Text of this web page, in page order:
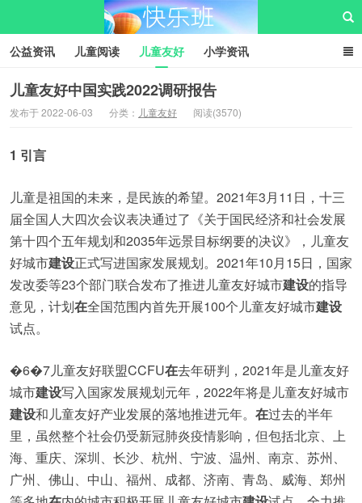
公益资讯 儿童阅读 儿童友好 小学资讯
儿童性教育 公益项目 资源中心 儿童发展交流club
儿童树洞心声 i快乐班
儿童友好中国实践2022调研报告
发布于 2022-06-03 分类： 儿童友好 阅读(3570)
1 引言
儿童是祖国的未来，是民族的希望。2021年3月11日，十三
届全国人大四次会议表决通过了《关于国民经济和社会发展
第十四个五年规划和2035年远景目标纲要的决议》，儿童友
好城市建设正式写进国家发展规划。2021年10月15日，国家
发改委等23个部门联合发布了推进儿童友好城市建设的指导
意见，计划在全国范围内首先开展100个儿童友好城市建设
试点。
�6�7儿童友好联盟CCFU在去年研判，2021年是儿童友好
城市建设写入国家发展规划元年，2022年将是儿童友好城市
建设和儿童友好产业发展的落地推进元年。 在过去的半年
里，虽然整个社会仍受新冠肺炎疫情影响，但包括北京、上
海、重庆、深圳、长沙、杭州、宁波、温州、南京、苏州、
广州、佛山、中山、福州、成都、济南、青岛、威海、郑州